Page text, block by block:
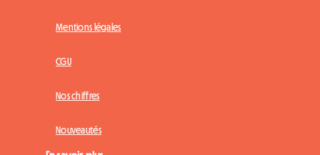
Mentions légales
CGU
Nos chiffres
Nouveautés